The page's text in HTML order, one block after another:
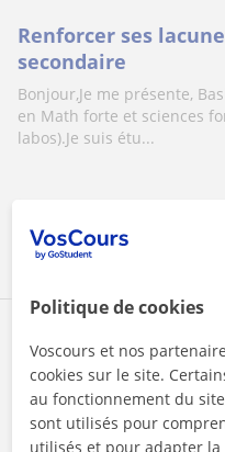
Renforcer ses
secondaire
Bonjour,Je me présente,
en Math forte et sciences
labos).Je suis étu...
25€/h
Politique de cookies
Voscours et nos
cookies sur le site.
au fonctionnement du
sont utilisés pour
utilisés et pour adapter